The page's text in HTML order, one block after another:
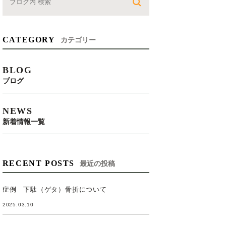
CATEGORY カテゴリー
BLOG
ブログ
NEWS
新着情報一覧
RECENT POSTS 最近の投稿
症例 下駄（ゲタ）骨折について
2025.03.10